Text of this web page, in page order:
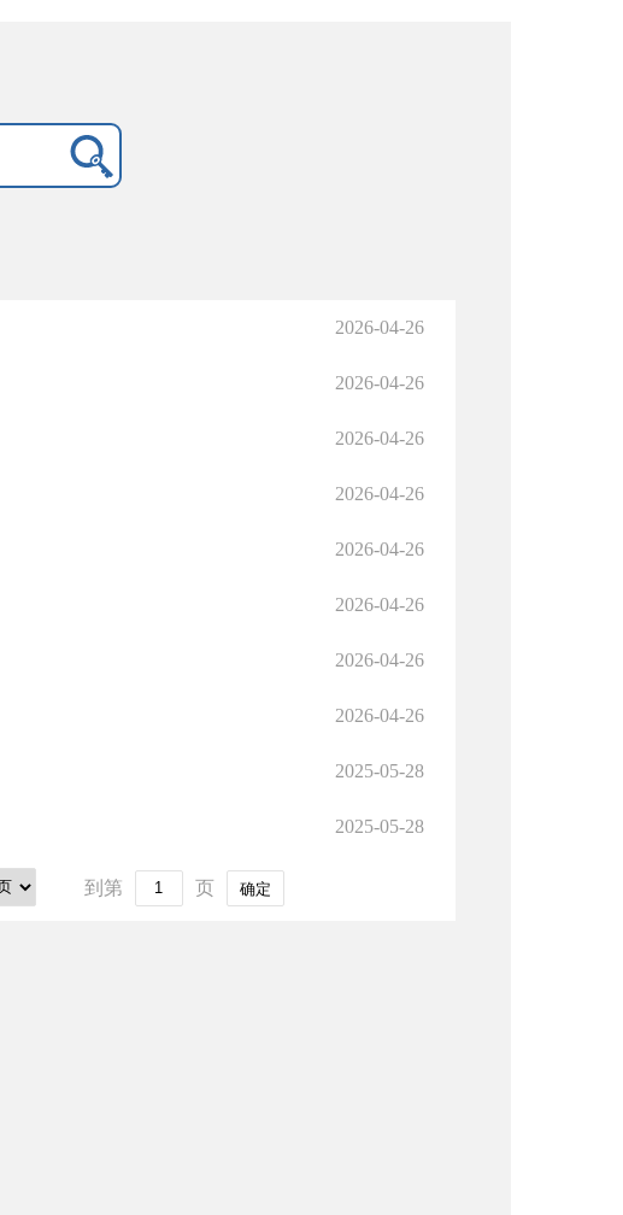
2026-04-26
2026-04-26
2026-04-26
2026-04-26
2026-04-26
2026-04-26
2026-04-26
2026-04-26
2025-05-28
2025-05-28
到第 页 确定